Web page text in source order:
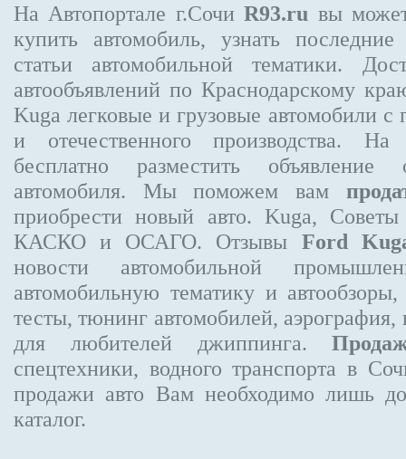
На Автопортале г.СочиR93.ru вы
купить автомобиль, узнать
статьи автомобильной тематики.
автообъявлений по Краснодарскому
Kuga легковые и грузовые автомобили с
и отечественного производства.
бесплатно разместить объявление о
автомобиля. Мы поможем вам
приобрести новый авто. Kuga, Советы
КАСКО и ОСАГО. Отзывы Ford
новости автомобильной
автомобильную тематику и
тесты, тюнинг автомобилей,
для любителей джиппинга.
спецтехники, водного транспорта в
продажи авто Вам необходимо лишь
каталог.